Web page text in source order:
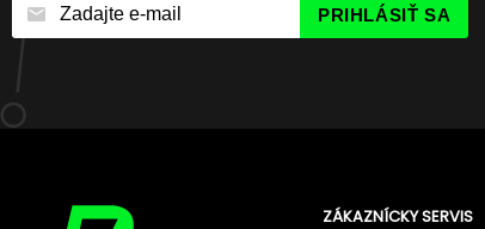
PRIHLÁSIŤ SA
ZÁKAZNÍCKY SERVIS